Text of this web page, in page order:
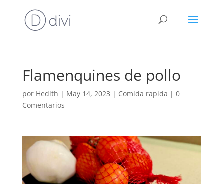
Flamenquines de pollo
por Hedith | May 14, 2023 | Comida rapida | 0
Comentarios